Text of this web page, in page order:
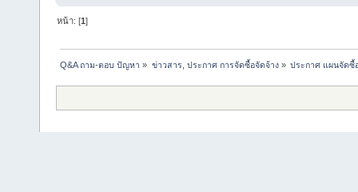
หน้า: [1]
Q&A ถาม-ตอบ ปัญหา » ข่าวสาร, ประกาศ การจัดซื้อจัดจ้าง» ประกาศ แผนจัดซื้